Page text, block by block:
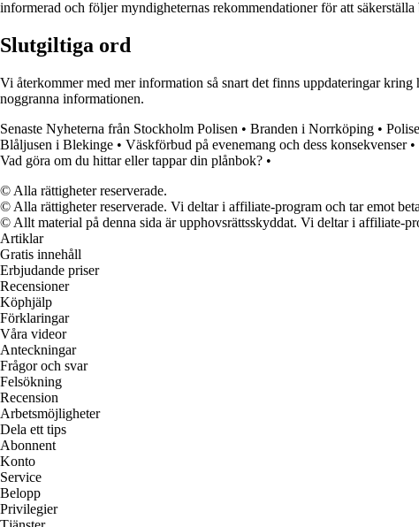
informerad och följer myndigheternas rekommendationer för att säkerställa
Slutgiltiga ord
Vi återkommer med mer information så snart det finns uppdateringar
noggranna informationen.
Senaste Nyheterna från Stockholm Polisen • Branden i Norrköping •
Blåljusen i Blekinge • Väskförbud på evenemang och dess konsekvenser•
Vad göra om du hittar eller tappar din plånbok? •
© Alla rättigheter reserverade.
© Alla rättigheter reserverade. Vi deltar i affiliate-program och tar emot
© Allt material på denna sida är upphovsrättsskyddat. Vi deltar i affiliate-
Artiklar
Gratis innehåll
Erbjudande priser
Recensioner
Köphjälp
Förklaringar
Våra videor
Anteckningar
Frågor och svar
Felsökning
Recension
Arbetsmöjligheter
Dela ett tips
Abonnent
Konto
Service
Belopp
Privilegier